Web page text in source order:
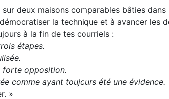
sur deux maisons comparables bâties
la technique et à avancer les
à la fin de tes courriels :
étapes.
forte opposition.
comme ayant toujours été une évidence.
»